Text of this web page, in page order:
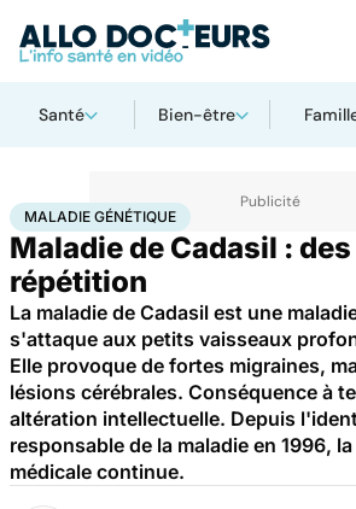
Santé Bien-être
AccueilSantéMaladiesMaladie génétique
MALADIE GÉNÉTIQUE
Maladie de Cadasil : des
répétition
La maladie de Cadasil est une
s'attaque aux petits vaisseaux
Elle provoque de fortes migraines,
lésions cérébrales. Conséquence à
altération intellectuelle. Depuis
responsable de la maladie en 1996,
médicale continue.